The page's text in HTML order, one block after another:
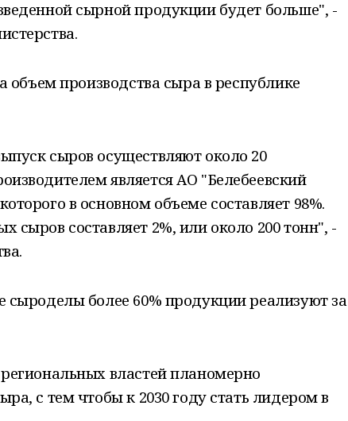
сырной продукции будет больше", -
объем производства сыра в республике
сыров осуществляют около 20
является АО "Белебеевский
в основном объеме составляет 98%.
сыров составляет 2%, или около 200 тонн", -
сыроделы более 60% продукции реализуют за
властей планомерно
с тем чтобы к 2030 году стать лидером в